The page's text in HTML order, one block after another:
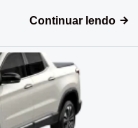
Continuar lendo